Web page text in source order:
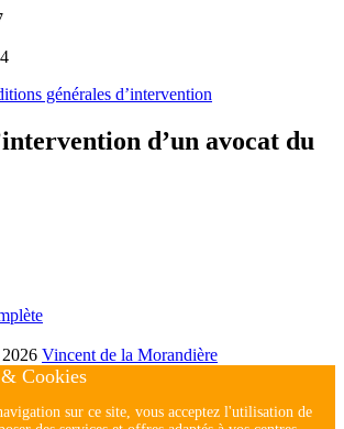
générales d’intervention
d’un avocat du
Vincent de la Morandière
Cookies
sur ce site, vous acceptez l'utilisation de